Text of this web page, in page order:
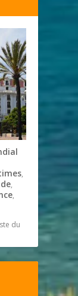
,
,
,
du